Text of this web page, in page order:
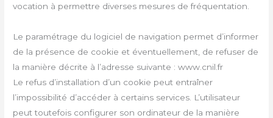
vocation à permettre diverses mesures de fréquentation.
Le paramétrage du logiciel de navigation permet d’informer
de la présence de cookie et éventuellement, de refuser de
la manière décrite à l’adresse suivante : www.cnil.fr
Le refus d’installation d’un cookie peut entraîner
l’impossibilité d’accéder à certains services. L’utilisateur
peut toutefois configurer son ordinateur de la manière